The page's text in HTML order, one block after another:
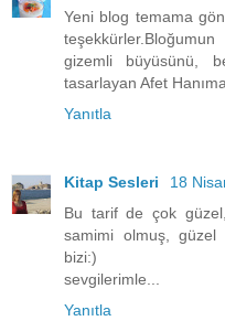
Yeni blog temama
gizemli büyüsünü,
tasarlayan Afet
Yanıtla
Kitap Sesleri
18
Bu tarif de çok
samimi olmuş, güzel
bizi:)
sevgilerimle...
Yanıtla